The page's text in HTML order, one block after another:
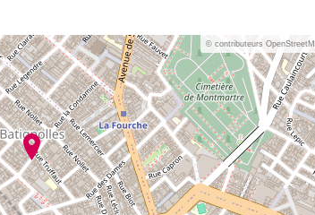
© contributeurs